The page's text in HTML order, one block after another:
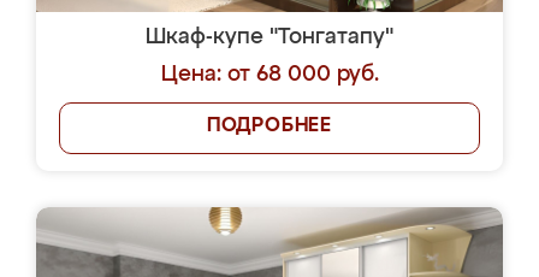
Шкаф-купе "Тонгатапу"
Цена: от 68 000 руб.
ПОДРОБНЕЕ